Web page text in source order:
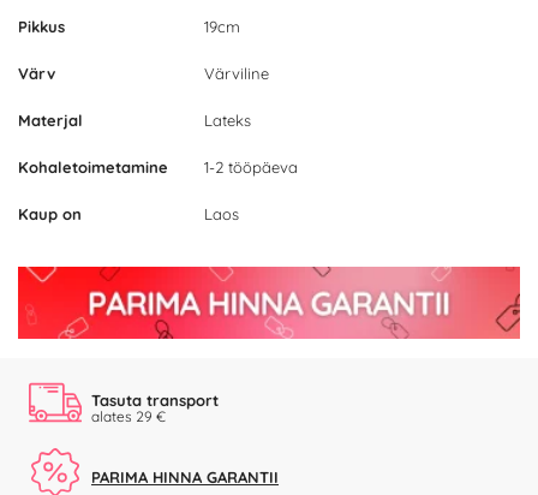
Pikkus 19cm
Värv Värviline
Materjal Lateks
Kohaletoimetamine 1-2 tööpäeva
Kaup on Laos
Tasuta transport
alates 29 €
PARIMA HINNA GARANTII